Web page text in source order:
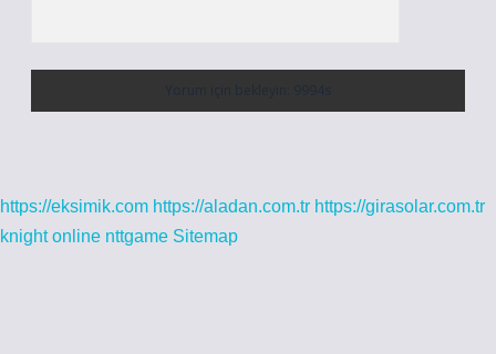
https://eksimik.com https://aladan.com.tr https://girasolar.com.tr
knight online nttgame Sitemap